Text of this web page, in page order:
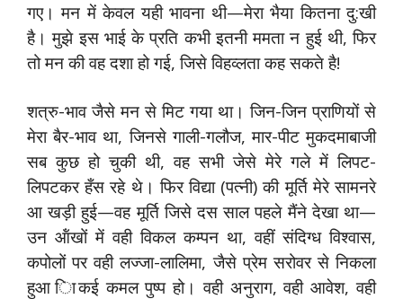
गए। मन में केवल यही भावना थी—मेरा भैया कितना दु:खी
है। मुझे इस भाई के प्रति कभी इतनी ममता न हुई थी, फिर
तो मन की वह दशा हो गई, जिसे विहव्लता कह सकते है!
शत्रु-भाव जैसे मन से मिट गया था। जिन-जिन प्राणियों से
मेरा बैर-भाव था, जिनसे गाली-गलौज, मार-पीट मुकदमाबाजी
सब कुछ हो चुकी थी, वह सभी जेसे मेरे गले में लिपट-
लिपटकर हँस रहे थे। फिर विद्या (पत्नी) की मूर्ति मेरे सामनरे
आ खड़ी हुई—वह मूर्ति जिसे दस साल पहले मैंने देखा था—
उन ऑंखों में वही विकल कम्पन था, वहीं संदिग्ध विश्वास,
कपोलों पर वही लज्जा-लालिमा, जैसे प्रेम सरोवर से निकला
हुआ िाकई कमल पुष्प हो। वही अनुराग, वही आवेश, वही